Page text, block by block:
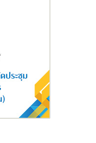
กองทุนแรกในอุตสาหกรรม
รรมการกำกับหลักทรัพย์
นรวมเพื่อความยั่งยืน (SRI
งทุนที่ได้รับความเห็นชอบให้
คิดเป็นสัดส่วน 67% ของทั้ง
ก.ย. 67)
รจัดการ (AUM) อยู่ที่ 1.60
ล้านล้านบาท ธุรกิจกองทุน